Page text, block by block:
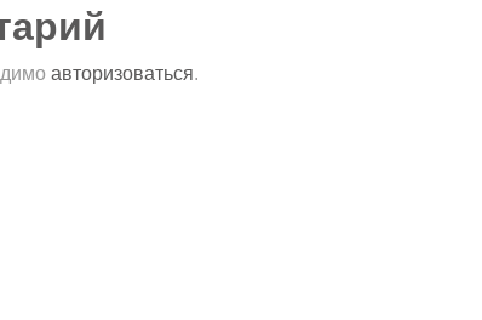
авторизоваться.